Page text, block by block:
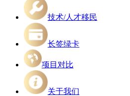
技术/人才移民
长签绿卡
项目对比
关于我们